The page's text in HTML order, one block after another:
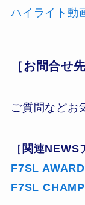
ハイライト動
［お問合せ先
ご質問などお
［関連NEWS
F7SL
F7SL